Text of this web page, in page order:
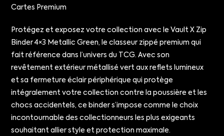
Cartes Premium
Protégez et exposez votre collection avec le Vault X Zip
Binder 4×3 Metallic Green, le classeur zippé premium qui
fait référence dans l’univers du TCG. Avec son
revêtement extérieur métallisé vert aux reflets lumineux
et sa fermeture éclair périphérique qui protège
intégralement votre collection contre la poussière et les
chocs accidentels, ce binder s’impose comme le choix
incontournable des collectionneurs les plus exigeants
souhaitant allier style et protection maximale.